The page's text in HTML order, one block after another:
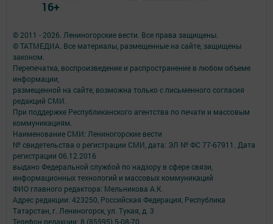
© 2011 - 2026. Лениногорские вести. Все права защищены.
© ТАТМЕДИА. Все материалы, размещенные на сайте, защищены
законом.
Перепечатка, воспроизведение и распространение в любом объеме
информации,
размещенной на сайте, возможна только с письменного согласия
редакций СМИ.
При поддержке Республиканского агентства по печати и массовым
коммуникациям.
Наименование СМИ: Лениногорские вести
№ свидетельства о регистрации СМИ, дата: ЭЛ № ФС 77-67911. Дата
регистрации 06.12.2016
выдано Федеральной службой по надзору в сфере связи,
информационных технологий и массовых коммуникаций
ФИО главного редактора: Мельникова А.К.
Адрес редакции: 423250, Российская Федерация, Республика
Татарстан, г. Лениногорск, ул. Тукая, д. 3
Телефон редакции: 8 (85595) 5-08-70.
16+